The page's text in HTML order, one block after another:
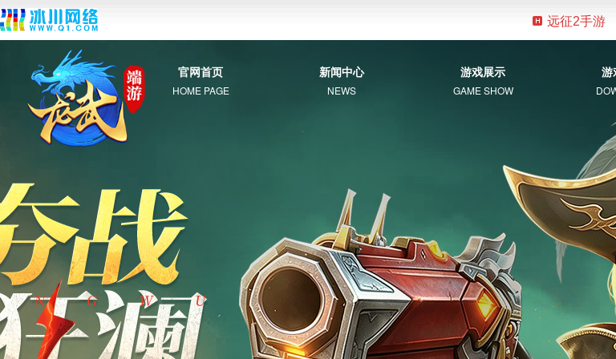
远征2手游
官网首页
HOME PAGE
新闻中心
NEWS
游戏展示
GAME SHOW
游